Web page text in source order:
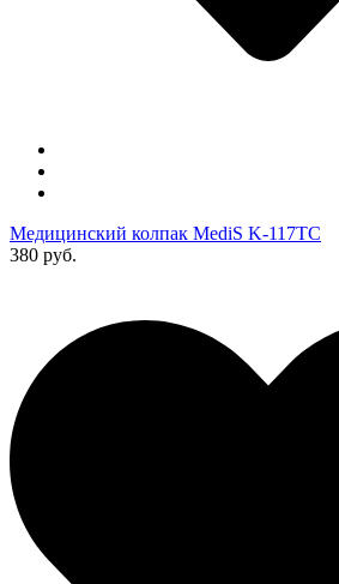
Медицинский колпак MediS K-117TC
380 руб.